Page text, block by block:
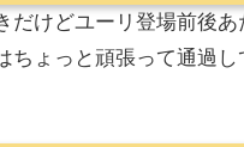
だけどユーリ登場前後あ
ちょっと頑張って通過